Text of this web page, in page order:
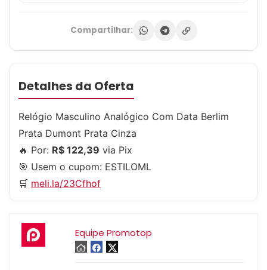
Compartilhar:
Detalhes da Oferta
Relógio Masculino Analógico Com Data Berlim
Prata Dumont Prata Cinza
🔥 Por: R$ 122,39 via Pix
🎯 Usem o cupom: ESTILOML
🛒 meli.la/23Cfhof
Equipe Promotop